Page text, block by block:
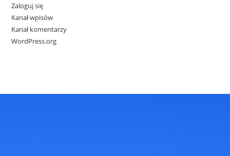
Zaloguj się
Kanał wpisów
Kanał komentarzy
WordPress.org